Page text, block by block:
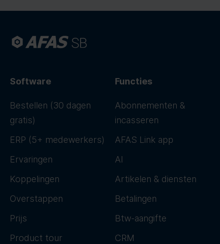
Software
Bestellen (30 dagen
gratis)
ERP (5+ medewerkers)
Ervaringen
Koppelingen
Overstappen
Prijs
Product tour
Functies
Abonnementen &
incasseren
AFAS Link app
AI
Artikelen & diensten
Betalingen
Btw-aangifte
CRM